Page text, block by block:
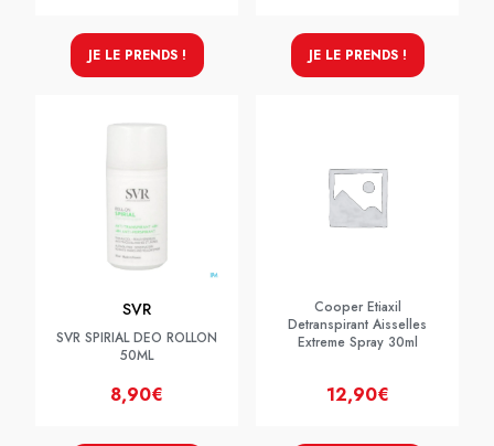
JE LE PRENDS ! JE LE PRENDS !
SVR
SVR SPIRIAL DEO ROLLON
50ML
8,90€
Cooper Etiaxil
Detranspirant Aisselles
Extreme Spray 30ml
12,90€